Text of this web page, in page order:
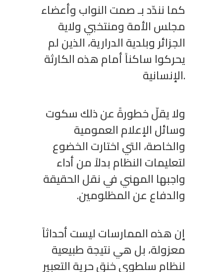
كما نندّد بـ صمت النواب وأعضاء
مجلس الأمة ومنتخبي ولاية
الجزائر وبلدية الدرارية، الذين لم
يحركوا ساكناً أمام هذه الكارثة
الإنسانية.
ولا يقلّ خطورةً عن ذلك سكوت
وسائل الإعلام العمومية
والخاصة، التي اختارت الخضوع
لتعليمات النظام بدلاً من أداء
واجبها المهني في نقل الحقيقة
والدفاع عن المظلومين.
إن هذه الممارسات ليست أحداثاً
معزولة، بل هي نتيجة طبيعية
لنظام سلطوي خنق حرية التعبير